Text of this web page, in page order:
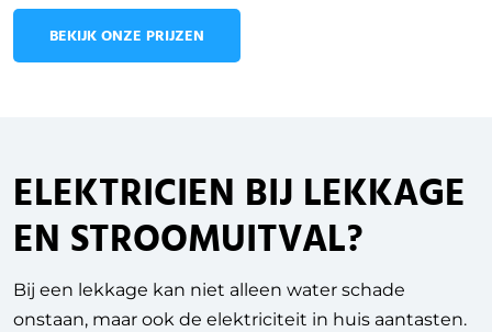
BEKIJK ONZE PRIJZEN
ELEKTRICIEN BIJ LEKKAGE
EN STROOMUITVAL?
Bij een lekkage kan niet alleen water schade
onstaan, maar ook de elektriciteit in huis aantasten.